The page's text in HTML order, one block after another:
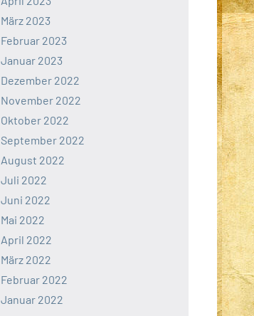
März 2023
Februar 2023
Januar 2023
Dezember 2022
November 2022
Oktober 2022
September 2022
August 2022
Juli 2022
Juni 2022
Mai 2022
April 2022
März 2022
Februar 2022
Januar 2022